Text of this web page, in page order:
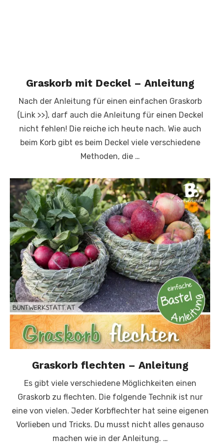
Graskorb mit Deckel – Anleitung
Nach der Anleitung für einen einfachen Graskorb
(Link >>), darf auch die Anleitung für einen Deckel
nicht fehlen! Die reiche ich heute nach. Wie auch
beim Korb gibt es beim Deckel viele verschiedene
Methoden, die …
Graskorb flechten – Anleitung
Es gibt viele verschiedene Möglichkeiten einen
Graskorb zu flechten. Die folgende Technik ist nur
eine von vielen. Jeder Korbflechter hat seine eigenen
Vorlieben und Tricks. Du musst nicht alles genauso
machen wie in der Anleitung. …